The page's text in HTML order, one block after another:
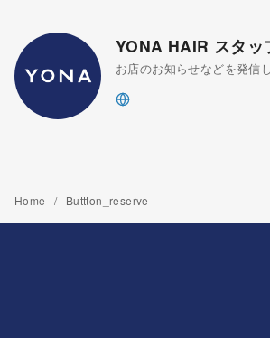
YONA HAIR スタッ
お店のお知らせなどを発信
Home Buttton_reserve